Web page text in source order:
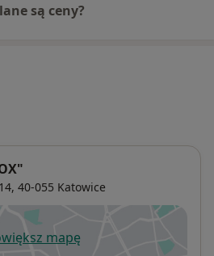
są ceny?
40-055 Katowice
mapę
otwiera się w nowej karcie